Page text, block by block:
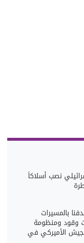
نصب أسلاكاً
بالمسيرات
وقود ومنظومة
الأميركي في